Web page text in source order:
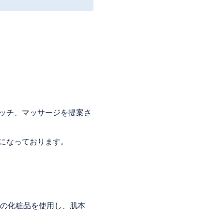
チ、マッサージを提案さ
なっております。
化粧品を使用し、肌本